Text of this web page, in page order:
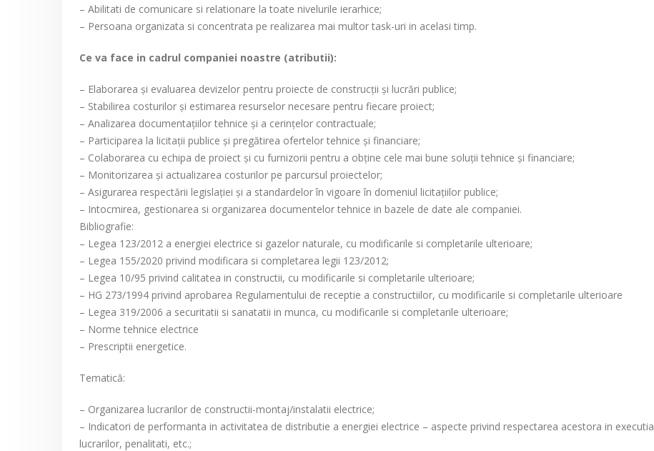
– Abilitati de comunicare si relationare la toate nivelurile ierarhice;
– Persoana organizata si concentrata pe realizarea mai multor task-uri in acelasi timp.
Ce va face in cadrul companiei noastre (atributii):
– Elaborarea și evaluarea devizelor pentru proiecte de construcții și lucrări publice;
– Stabilirea costurilor și estimarea resurselor necesare pentru fiecare proiect;
– Analizarea documentațiilor tehnice și a cerințelor contractuale;
– Participarea la licitații publice și pregătirea ofertelor tehnice și financiare;
– Colaborarea cu echipa de proiect și cu furnizorii pentru a obține cele mai bune soluții tehnice și financiare;
– Monitorizarea și actualizarea costurilor pe parcursul proiectelor;
– Asigurarea respectării legislației și a standardelor în vigoare în domeniul licitațiilor publice;
– Intocmirea, gestionarea si organizarea documentelor tehnice in bazele de date ale companiei.
Bibliografie:
– Legea 123/2012 a energiei electrice si gazelor naturale, cu modificarile si completarile ulterioare;
– Legea 155/2020 privind modificara si completarea legii 123/2012;
– Legea 10/95 privind calitatea in constructii, cu modificarile si completarile ulterioare;
– HG 273/1994 privind aprobarea Regulamentului de receptie a constructiilor, cu modificarile si completarile ulterioare
– Legea 319/2006 a securitatii si sanatatii in munca, cu modificarile si completarile ulterioare;
– Norme tehnice electrice
– Prescriptii energetice.
Tematică:
– Organizarea lucrarilor de constructii-montaj/instalatii electrice;
– Indicatori de performanta in activitatea de distributie a energiei electrice – aspecte privind respectarea acestora in executia
lucrarilor, penalitati, etc.;